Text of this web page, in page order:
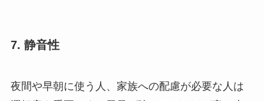
7. 静音性
夜間や早朝に使う人、家族への配慮が必要な人は